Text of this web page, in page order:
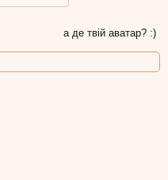
а де твій аватар? :)